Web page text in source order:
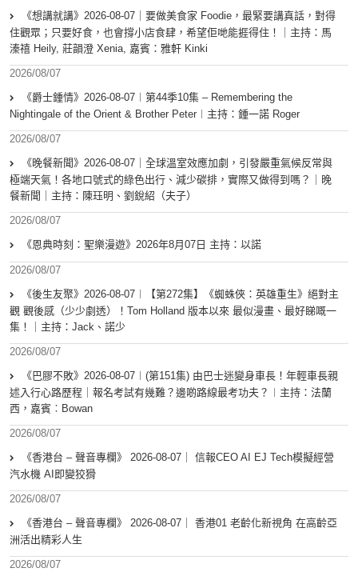
《想講就講》2026-08-07｜要做美食家 Foodie，最緊要講真話，對得
住觀眾；只要好食，也會撐小店食肆，希望佢哋能捱得住！｜主持：馬
溱禧 Heily, 莊韻澄 Xenia, 嘉賓：雅軒 Kinki
2026/08/07
《爵士鍾情》2026-08-07︱第44季10集 – Remembering the
Nightingale of the Orient & Brother Peter︱主持：鍾一諾 Roger
2026/08/07
《晚餐新聞》2026-08-07｜全球溫室效應加劇，引發嚴重氣候反常與
極端天氣！各地口號式的綠色出行、減少碳排，實際又做得到嗎？｜晚
餐新聞｜主持：陳珏明、劉銳紹（夫子）
2026/08/07
《恩典時刻：聖樂漫遊》2026年8月07日 主持：以諾
2026/08/07
《後生友聚》2026-08-07︱【第272集】《蜘蛛俠：英雄重生》絕對主
觀 觀後感（少少劇透）！Tom Holland 版本以來 最似漫畫、最好睇嘅一
集！｜主持：Jack、諾少
2026/08/07
《巴膠不敗》2026-08-07︱(第151集) 由巴士迷變身車長！年輕車長親
述入行心路歷程｜報名考試有幾難？邊啲路線最考功夫？︱主持：法蘭
西，嘉賓︰Bowan
2026/08/07
《香港台 – 聲音專欄》 2026-08-07｜ 信報CEO AI EJ Tech模擬經營
汽水機 AI即變狡猾
2026/08/07
《香港台 – 聲音專欄》 2026-08-07｜ 香港01 老齡化新視角 在高齡亞
洲活出精彩人生
2026/08/07